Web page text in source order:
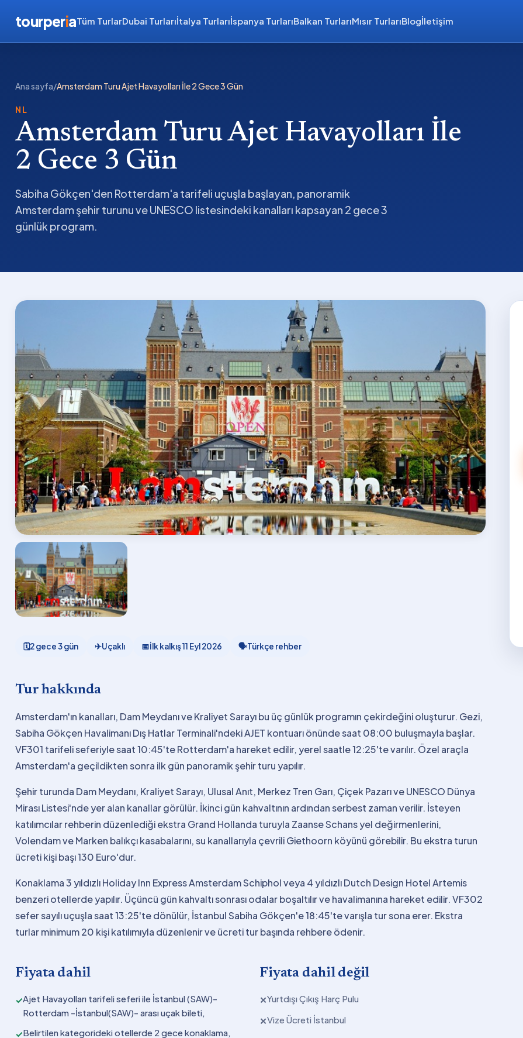
tourperiaTüm TurlarDubai Turlarıİtalya Turlarıİspanya TurlarıBalkan TurlarıMısır TurlarıBlogİletişim
Ana sayfa/Amsterdam Turu Ajet Havayolları İle 2 Gece 3 Gün
NL
Amsterdam Turu Ajet Havayolları İle
2 Gece 3 Gün
Sabiha Gökçen'den Rotterdam'a tarifeli uçuşla başlayan, panoramik
Amsterdam şehir turunu ve UNESCO listesindeki kanalları kapsayan 2 gece 3
günlük program.
🗓2 gece 3 gün ✈Uçaklı 📅İlk kalkış11 Eyl 2026 🗣Türkçe rehber
Tur hakkında
Amsterdam'ın kanalları, Dam Meydanı ve Kraliyet Sarayı bu üç günlük programın çekirdeğini oluşturur. Gezi,
Sabiha Gökçen Havalimanı Dış Hatlar Terminali'ndeki AJET kontuarı önünde saat 08:00 buluşmayla başlar.
VF301 tarifeli seferiyle saat 10:45'te Rotterdam'a hareket edilir, yerel saatle 12:25'te varılır. Özel araçla
Amsterdam'a geçildikten sonra ilk gün panoramik şehir turu yapılır.
Şehir turunda Dam Meydanı, Kraliyet Sarayı, Ulusal Anıt, Merkez Tren Garı, Çiçek Pazarı ve UNESCO Dünya
Mirası Listesi'nde yer alan kanallar görülür. İkinci gün kahvaltının ardından serbest zaman verilir. İsteyen
katılımcılar rehberin düzenlediği ekstra Grand Hollanda turuyla Zaanse Schans yel değirmenlerini,
Volendam ve Marken balıkçı kasabalarını, su kanallarıyla çevrili Giethoorn köyünü görebilir. Bu ekstra turun
ücreti kişi başı 130 Euro'dur.
Konaklama 3 yıldızlı Holiday Inn Express Amsterdam Schiphol veya 4 yıldızlı Dutch Design Hotel Artemis
benzeri otellerde yapılır. Üçüncü gün kahvaltı sonrası odalar boşaltılır ve havalimanına hareket edilir. VF302
sefer sayılı uçuşla saat 13:25'te dönülür, İstanbul Sabiha Gökçen'e 18:45'te varışla tur sona erer. Ekstra
turlar minimum 20 kişi katılımıyla düzenlenir ve ücreti tur başında rehbere ödenir.
Fiyata dahil
✓Ajet Havayolları tarifeli seferi ile İstanbul (SAW)-
Rotterdam -İstanbul(SAW)- arası uçak bileti,
✓Belirtilen kategorideki otellerde 2 gece konaklama,
Fiyata dahil değil
✕Yurtdışı Çıkış Harç Pulu
✕Vize Ücreti İstanbul